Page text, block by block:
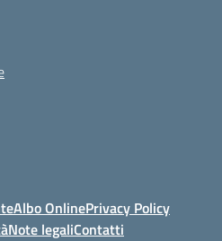
Albo OnlinePrivacy Policy
Note legaliContatti